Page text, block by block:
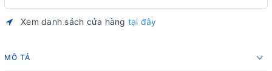
Xem danh sách cửa hàng tại đây
MÔ TẢ